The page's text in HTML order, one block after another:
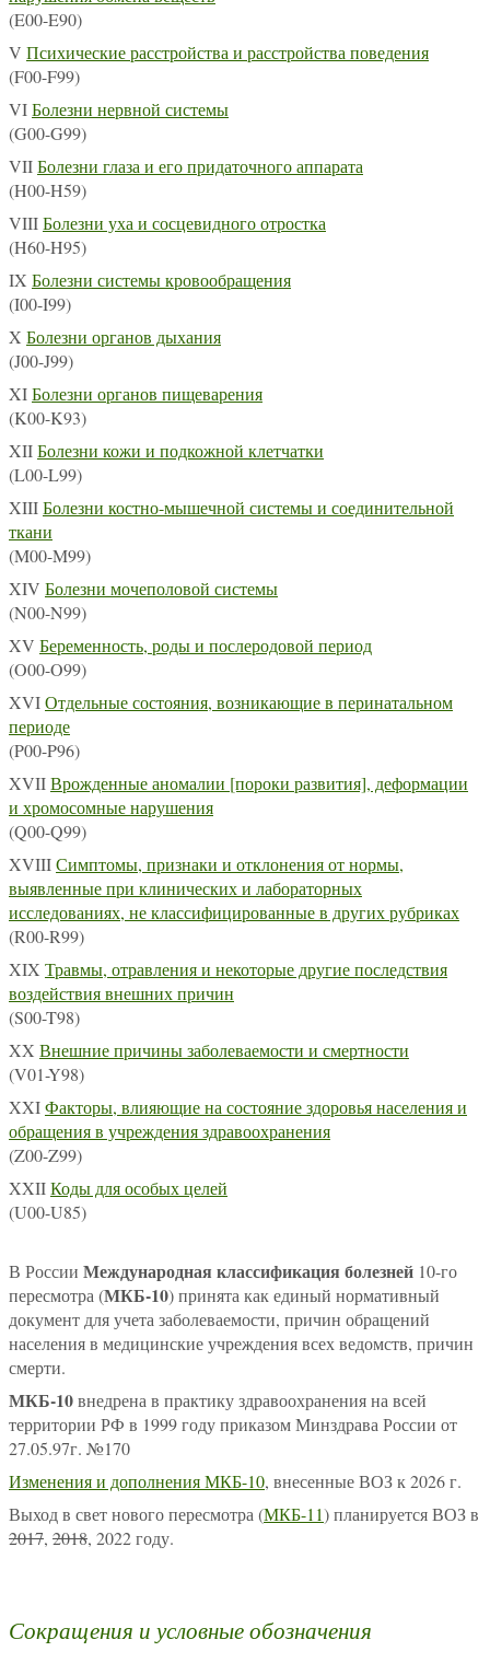
(E00-E90)
V Психические расстройства и расстройства поведения
(F00-F99)
VIБолезни нервной системы
(G00-G99)
VIIБолезни глаза и его придаточного аппарата
(H00-H59)
VIIIБолезни уха и сосцевидного отростка
(H60-H95)
IX Болезни системы кровообращения
(I00-I99)
X Болезни органов дыхания
(J00-J99)
XIБолезни органов пищеварения
(K00-K93)
XIIБолезни кожи и подкожной клетчатки
(L00-L99)
XIIIБолезни костно-мышечной системы и соединительной
ткани
(M00-M99)
XIV Болезни мочеполовой системы
(N00-N99)
XV Беременность, роды и послеродовой период
(O00-O99)
XVIОтдельные состояния, возникающие в перинатальном
периоде
(P00-P96)
XVIIВрожденные аномалии [пороки развития], деформации
и хромосомные нарушения
(Q00-Q99)
XVIIIСимптомы, признаки и отклонения от нормы,
выявленные при клинических и лабораторных
исследованиях, не классифицированные в других рубриках
(R00-R99)
XIX Травмы, отравления и некоторые другие последствия
воздействия внешних причин
(S00-T98)
XX Внешние причины заболеваемости и смертности
(V01-Y98)
XXIФакторы, влияющие на состояние здоровья населения и
обращения в учреждения здравоохранения
(Z00-Z99)
XXIIКоды для особых целей
(U00-U85)
В России Международная классификация болезней 10-го
пересмотра (МКБ-10) принята как единый нормативный
документ для учета заболеваемости, причин обращений
населения в медицинские учреждения всех ведомств, причин
смерти.
МКБ-10внедрена в практику здравоохранения на всей
территории РФ в 1999 году приказом Минздрава России от
27.05.97г. №170
Изменения и дополнения МКБ-10, внесенные ВОЗ к 2026 г.
Выход в свет нового пересмотра (МКБ-11) планируется ВОЗ в
2017, 2018, 2022 году.
Сокращения и условные обозначения